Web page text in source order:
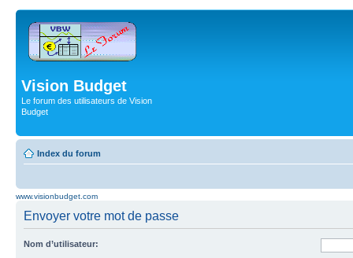
Vision Budget
Le forum des utilisateurs de Vision
Budget
Index du forum
www.visionbudget.com
Envoyer votre mot de passe
Nom d’utilisateur: